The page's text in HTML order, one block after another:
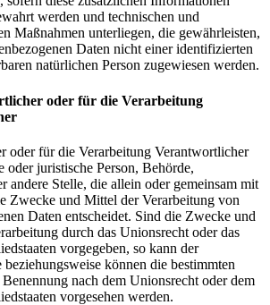
werden und technischen und
Maßnahmen unterliegen, die gewährleisten,
Daten nicht einer identifizierten
natürlichen Person zugewiesen werden.
oder für die Verarbeitung
oder für die Verarbeitung Verantwortlicher
oder juristische Person, Behörde,
andere Stelle, die allein oder gemeinsam mit
Zwecke und Mittel der Verarbeitung von
Daten entscheidet. Sind die Zwecke und
durch das Unionsrecht oder das
vorgegeben, so kann der
können die bestimmten
nach dem Unionsrecht oder dem
vorgesehen werden.